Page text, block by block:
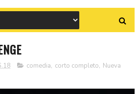
comedia, corto completo, Nueva